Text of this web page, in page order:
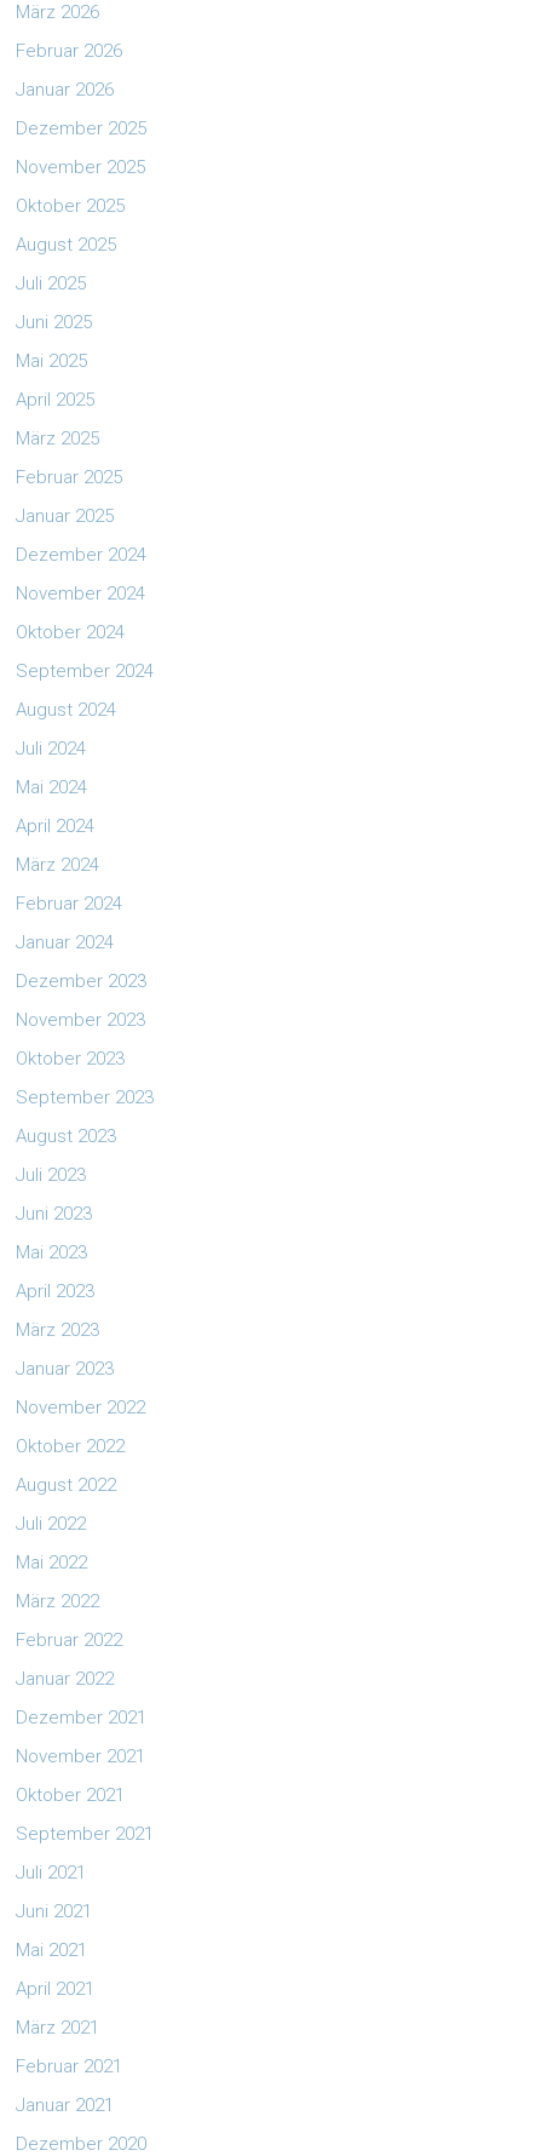
März 2026
Februar 2026
Januar 2026
Dezember 2025
November 2025
Oktober 2025
August 2025
Juli 2025
Juni 2025
Mai 2025
April 2025
März 2025
Februar 2025
Januar 2025
Dezember 2024
November 2024
Oktober 2024
September 2024
August 2024
Juli 2024
Mai 2024
April 2024
März 2024
Februar 2024
Januar 2024
Dezember 2023
November 2023
Oktober 2023
September 2023
August 2023
Juli 2023
Juni 2023
Mai 2023
April 2023
März 2023
Januar 2023
November 2022
Oktober 2022
August 2022
Juli 2022
Mai 2022
März 2022
Februar 2022
Januar 2022
Dezember 2021
November 2021
Oktober 2021
September 2021
Juli 2021
Juni 2021
Mai 2021
April 2021
März 2021
Februar 2021
Januar 2021
Dezember 2020